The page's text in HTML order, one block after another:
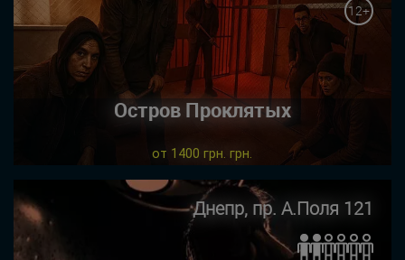
12+
Остров Проклятых
от 1400 грн. грн.
Днепр, пр. А.Поля 121